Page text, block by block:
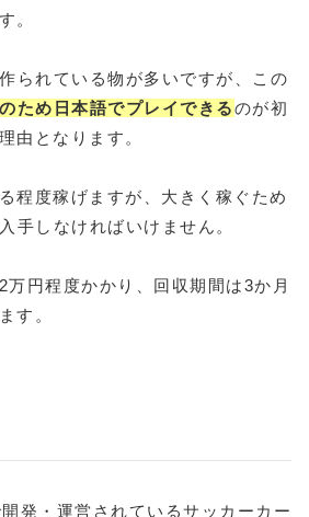
。
られている物が多いですが、この
ため日本語でプレイできるのが初
由となります。
程度稼げますが、大きく稼ぐため
手しなければいけません。
万円程度かかり、回収期間は3か月
す。
発・運営されているサッカーカー